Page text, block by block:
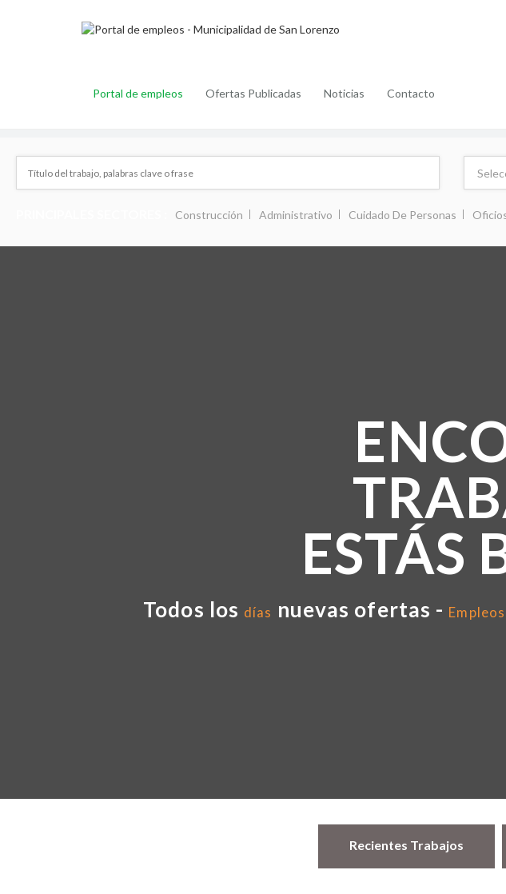
Portal de empleos Ofertas Publicadas Noticias Contacto
Construcción Administrativo Cuidado De Personas
ESTÁS
Todos los días nuevas ofertas -
Recientes Trabajos